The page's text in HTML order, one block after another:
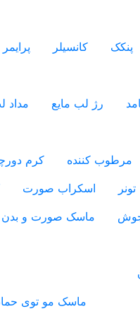
پنکک کانسیلر پرایمر
رژ لب مایع مداد
مرطوب کننده کرم
تونر اسکراب صورت
ماسک صورت و بدن
ماسک مو توی